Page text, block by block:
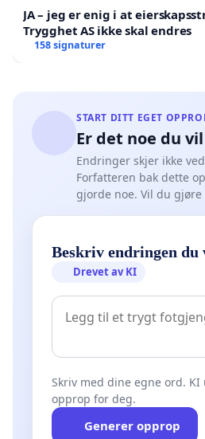
JA – jeg er enig i at
Trygghet AS ikke skal endres
158 signaturer
START DITT EGET
Er det noe du
Endringer skjer ikke
Forfatteren bak dette
gjorde noe. Vil du gjøre
Beskriv endringen du
Drevet av KI
Skriv med dine egne ord.
opprop for deg.
Generer opprop